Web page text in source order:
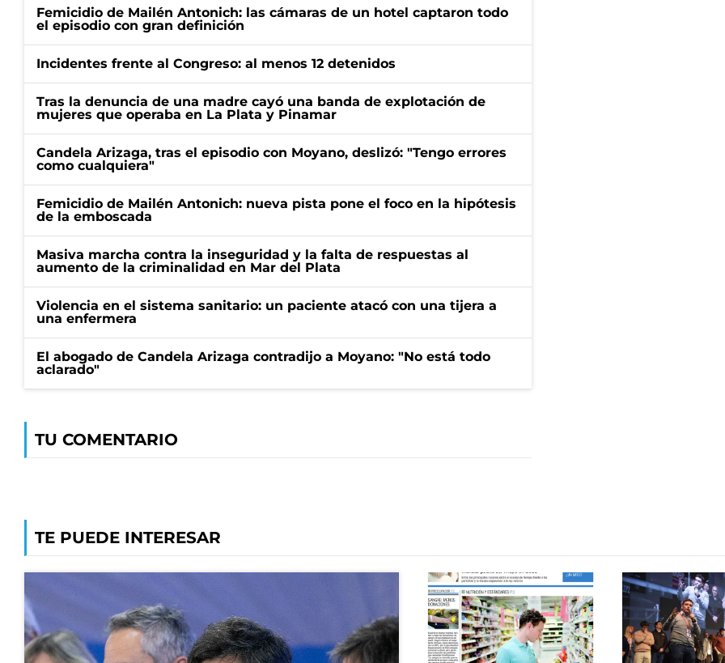
Femicidio de Mailén Antonich: las cámaras de un hotel captaron todo
el episodio con gran definición
Incidentes frente al Congreso: al menos 12 detenidos
Tras la denuncia de una madre cayó una banda de explotación de
mujeres que operaba en La Plata y Pinamar
Candela Arizaga, tras el episodio con Moyano, deslizó: "Tengo errores
como cualquiera"
Femicidio de Mailén Antonich: nueva pista pone el foco en la hipótesis
de la emboscada
Masiva marcha contra la inseguridad y la falta de respuestas al
aumento de la criminalidad en Mar del Plata
Violencia en el sistema sanitario: un paciente atacó con una tijera a
una enfermera
El abogado de Candela Arizaga contradijo a Moyano: "No está todo
aclarado"
TU COMENTARIO
TE PUEDE INTERESAR